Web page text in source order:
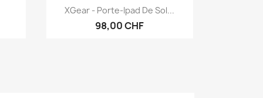
Aperçu rapide
XGear - Porte-Ipad De Sol...
98,00 CHF